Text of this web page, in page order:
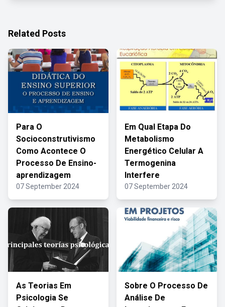
Related Posts
Para O
Socioconstrutivismo
Como Acontece O
Processo De Ensino-
aprendizagem
07 September 2024
Em Qual Etapa Do
Metabolismo
Energético Celular A
Termogenina
Interfere
07 September 2024
As Teorias Em
Psicologia Se
Sobre O Processo De
Análise De